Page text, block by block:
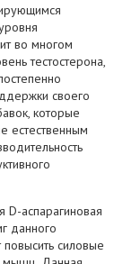
во многом
тестостерона,
своего
которые
естественным
D-аспарагиновая
данного
силовые